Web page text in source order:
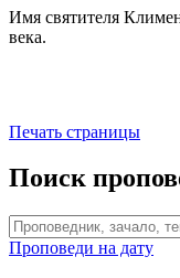
Имя святителя
века.
Печать страницы
Поиск
Проповеди на дату